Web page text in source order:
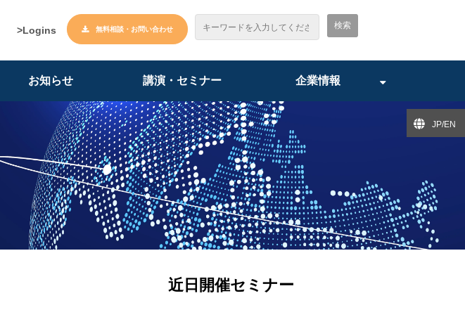
>Logins 無料相談・お問い合わせ
お知らせ 講演・セミナー 企業情報
近日開催セミナー
JP/EN